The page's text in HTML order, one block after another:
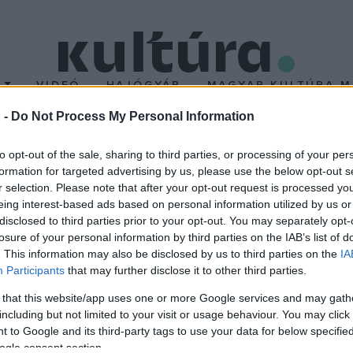
- Do Not Process My Personal Information
opt-out of the sale, sharing to third parties, or processing of your
for targeted advertising by us, please use the below opt-out
selection. Please note that after your opt-out request is processed
interest-based ads based on personal information utilized by us
to third parties prior to your opt-out. You may separately
of your personal information by third parties on the IAB’s list of
This information may also be disclosed by us to third parties on the
Participants that may further disclose it to other third parties.
that this website/app uses one or more Google services and may
but not limited to your visit or usage behaviour. You may
to Google and its third-party tags to use your data for below
consent section.
VIDEÓ HAJÓGYÁR MAGYAR KULTÚRA
Nobel-díjas
városában lévő otthonában érte a halál. Bellow az amerikai
legintelektuálisabb amerikai írónak tartották. Komikus és
a belső és külső utakat kereső embert. Az irodalmi Nobel-